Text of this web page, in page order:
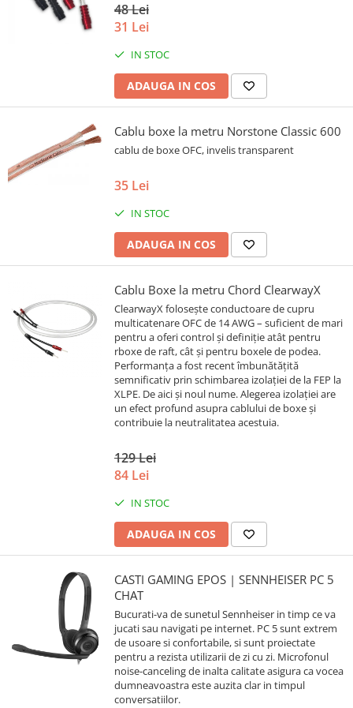
48 Lei
31 Lei
IN STOC
ADAUGA IN COS
Cablu boxe la metru Norstone Classic 600
cablu de boxe OFC, invelis transparent
35 Lei
IN STOC
ADAUGA IN COS
Cablu Boxe la metru Chord ClearwayX
ClearwayX folosește conductoare de cupru
multicatenare OFC de 14 AWG – suficient de mari
pentru a oferi control și definiție atât pentru
rboxe de raft, cât și pentru boxele de podea.
Performanța a fost recent îmbunătățită
semnificativ prin schimbarea izolației de la FEP la
XLPE. De aici și noul nume. Alegerea izolației are
un efect profund asupra cablului de boxe și
contribuie la neutralitatea acestuia.
129 Lei
84 Lei
IN STOC
ADAUGA IN COS
CASTI GAMING EPOS | SENNHEISER PC 5
CHAT
Bucurati-va de sunetul Sennheiser in timp ce va
jucati sau navigati pe internet. PC 5 sunt extrem
de usoare si confortabile, si sunt proiectate
pentru a rezista utilizarii de zi cu zi. Microfonul
noise-canceling de inalta calitate asigura ca vocea
dumneavoastra este auzita clar in timpul
conversatiilor.